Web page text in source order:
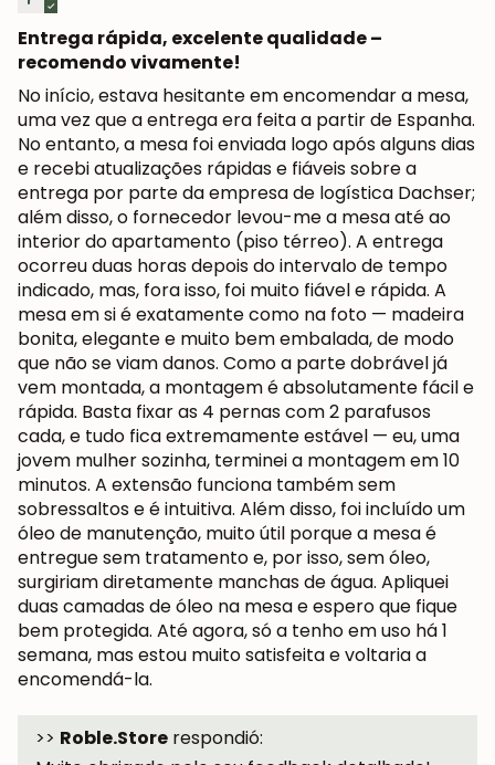
Entrega rápida, excelente qualidade –
recomendo vivamente!
No início, estava hesitante em encomendar a mesa,
uma vez que a entrega era feita a partir de Espanha.
No entanto, a mesa foi enviada logo após alguns dias
e recebi atualizações rápidas e fiáveis sobre a
entrega por parte da empresa de logística Dachser;
além disso, o fornecedor levou-me a mesa até ao
interior do apartamento (piso térreo). A entrega
ocorreu duas horas depois do intervalo de tempo
indicado, mas, fora isso, foi muito fiável e rápida. A
mesa em si é exatamente como na foto — madeira
bonita, elegante e muito bem embalada, de modo
que não se viam danos. Como a parte dobrável já
vem montada, a montagem é absolutamente fácil e
rápida. Basta fixar as 4 pernas com 2 parafusos
cada, e tudo fica extremamente estável — eu, uma
jovem mulher sozinha, terminei a montagem em 10
minutos. A extensão funciona também sem
sobressaltos e é intuitiva. Além disso, foi incluído um
óleo de manutenção, muito útil porque a mesa é
entregue sem tratamento e, por isso, sem óleo,
surgiriam diretamente manchas de água. Apliquei
duas camadas de óleo na mesa e espero que fique
bem protegida. Até agora, só a tenho em uso há 1
semana, mas estou muito satisfeita e voltaria a
encomendá-la.
>> Roble.Store respondió: